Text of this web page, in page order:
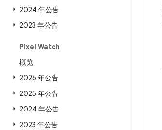
2024 年公告
2023 年公告
Pixel Watch
概览
2026 年公告
2025 年公告
2024 年公告
2023 年公告